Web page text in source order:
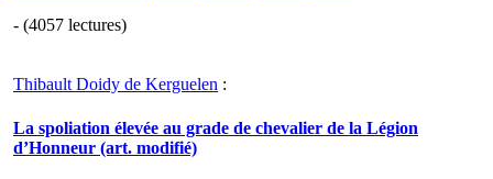
- (4057 lectures)
Thibault Doidy de Kerguelen :
La spoliation élevée au grade de chevalier de la Légion
d’Honneur (art. modifié)